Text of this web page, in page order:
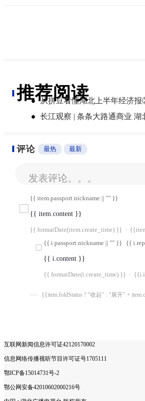
推荐阅读
● 从拼豆看懂湖北上半年经济
● 长江观察 | 条条大路通商业 湖
评论 最热 最新
发表评论。。。
{{ item.passport.nickname || "" }}
{{ item.content }}
{{ formatDate(item.create_time) }} ·
{{ i.passport.nickname || "" }}
{{
{{ i.content }}
{{ formatDate(i.create_time) }} ·
{{item.foldStatus ? "收起" : "展开" +
互联网新闻信息许可证42120170002
信息网络传播视听节目许可证号1705111
鄂ICP备15014731号-2
鄂公网安备42010602000216号